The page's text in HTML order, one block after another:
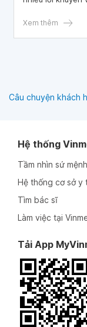
hỏi đó, bài báo
và khuyến
Xem thêm
Câu chuyện khách
Hệ thống
Tầm nhìn sứ mệnh
Hệ thống cơ sở y
Tìm bác sĩ
Làm việc tại
Tải App